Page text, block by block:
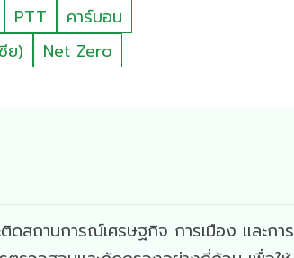
PTT
คาร์บอน
ย) Net Zero
ดสถานการณ์เศรษฐกิจ การเมือง และการ